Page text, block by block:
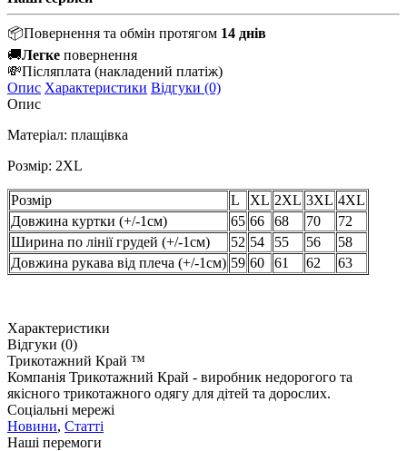
📦Повернення та обмін протягом 14 днів
🚚Легке повернення
💸Післяплата (накладений платіж)
Опис Характеристики Відгуки (0)
Опис
Матеріал: плащівка
Розмір: 2XL
Розмір L XL 2XL 3XL 4XL
Довжина куртки (+/-1см)
65 66 68 70
72
Ширина по лінії грудей (+/-1см)
52 54 55 56
58
Довжина рукава від плеча (+/-1см) 59 60 61 62 63
Характеристики
Відгуки (0)
Трикотажний Край ™
Компанія Трикотажний Край - виробник недорогого та
якісного трикотажного одягу для дітей та дорослих.
Соціальні мережі
Новини, Статті
Наші перемоги